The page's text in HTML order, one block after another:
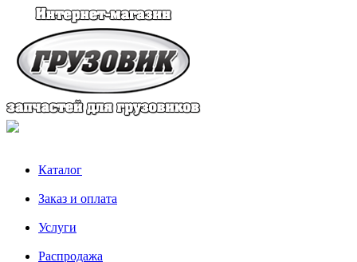
Каталог
Заказ и оплата
Услуги
Распродажа